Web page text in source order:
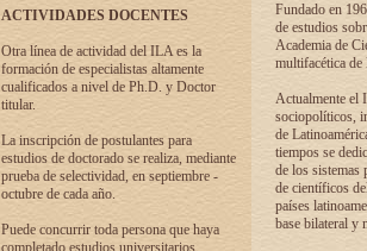
ACTIVIDADES DOCENTES
Otra línea de actividad del ILA es la
formación de especialistas altamente
cualificados a nivel de Ph.D. y Doctor
titular.
La inscripción de postulantes para
estudios de doctorado se realiza, mediante
prueba de selectividad, en septiembre -
octubre de cada año.
Puede concurrir toda persona que haya
completado estudios universitarios,
Fundado en
de estudios
Academia de
multifacética de
Actualmente el
sociopolíticos,
de
tiempos se
de los sistemas
de científicos
países
base bilateral y